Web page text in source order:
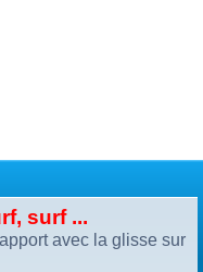
surf ...
avec la glisse sur